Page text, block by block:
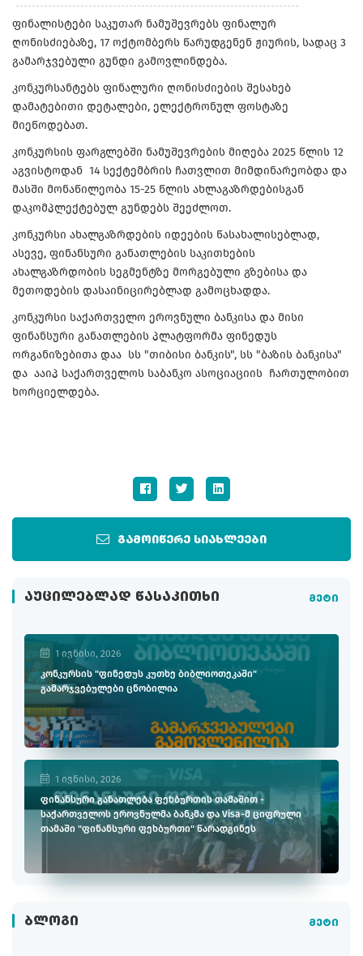
გამოიწერე სიახლეები
ᲐᲣᲪᲘᲚᲔᲑᲚᲐᲓ ᲬᲐᲡᲐᲙᲘᲗᲮᲘ მეტი
1 ივნისი, 2026
კონკურსის "ფინედუს კუთხე ბიბლიოთეკაში"
გამარჯვებულები ცნობილია
1 ივნისი, 2026
ფინანსური განათლება ფეხბურთის თამაშით -
საქართველოს ეროვნულმა ბანკმა და Visa-მ ციფრული
თამაში "ფინანსური ფეხბურთი" წარადგინეს
ᲑᲚᲝᲒᲘ მეტი
ფინალისტები საკუთარ ნამუშევრებს ფინალურ
ღონისძიებაზე, 17 ოქტომბერს წარუდგენენ ჟიურის, სადაც 3
გამარჯვებული გუნდი გამოვლინდება.
კონკურსანტებს ფინალური ღონისძიების შესახებ
დამატებითი დეტალები, ელექტრონულ ფოსტაზე
მიეწოდებათ.
კონკურსის ფარგლებში ნამუშევრების მიღება 2025 წლის 12
აგვისტოდან 14 სექტემბრის ჩათვლით მიმდინარეობდა და
მასში მონაწილეობა 15-25 წლის ახლაგაზრდებისგან
დაკომპლექტებულ გუნდებს შეეძლოთ.
კონკურსი ახალგაზრდების იდეების წასახალისებლად,
ასევე, ფინანსური განათლების საკითხების
ახალგაზრდობის სეგმენტზე მორგებული გზებისა და
მეთოდების დასაინიცირებლად გამოცხადდა.
კონკურსი საქართველო ეროვნული ბანკისა და მისი
ფინანსური განათლების პლატფორმა ფინედუს
ორგანიზებითა დაა სს "თიბისი ბანკის", სს "ბაზის ბანკისა"
და ააიპ საქართველოს საბანკო ასოციაციის ჩართულობით
ხორციელდება.